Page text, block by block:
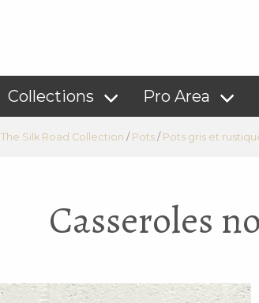
Collections Pro Area
The Silk Road Collection / Pots / Pots gris et
Casseroles